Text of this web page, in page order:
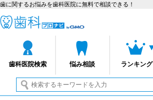
歯に関するお悩みを歯科医院に無料で相談できる！
歯科医院検索 悩み相談 ランキング